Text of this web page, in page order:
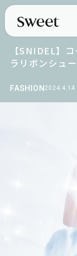
FASHION2024.4.14
【SNIDEL】
ラリボンシュ